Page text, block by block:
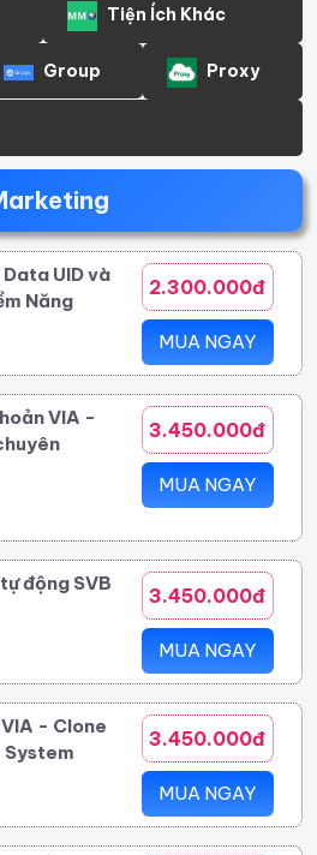
Tiện Ích Khác
Group Proxy
UID và
Năng
2.300.000đ
MUA NGAY
VIA -
3.450.000đ
MUA NGAY
động SVB
3.450.000đ
MUA NGAY
- Clone
System
3.450.000đ
MUA NGAY